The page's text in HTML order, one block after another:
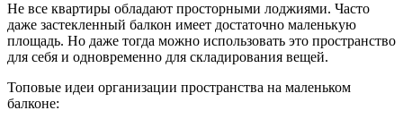
Не все квартиры обладают просторными лоджиями. Часто
даже застекленный балкон имеет достаточно маленькую
площадь. Но даже тогда можно использовать это пространство
для себя и одновременно для складирования вещей.
Топовые идеи организации пространства на маленьком
балконе: